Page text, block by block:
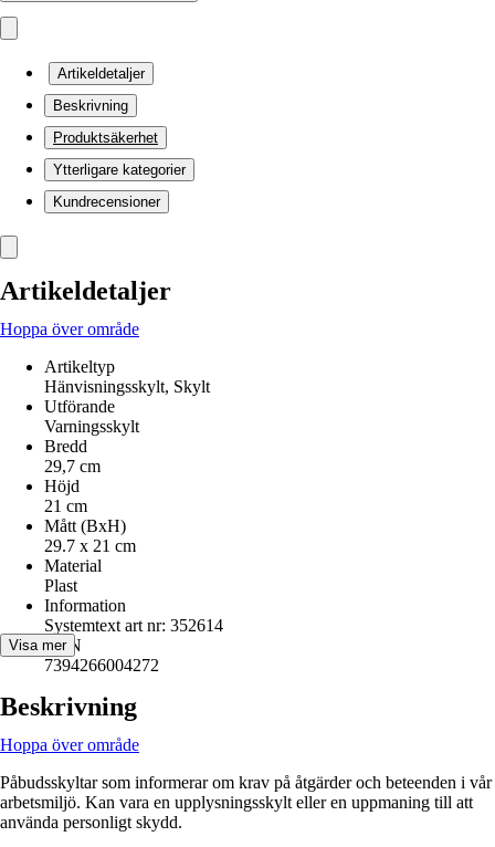
Artikeldetaljer
Beskrivning
Produktsäkerhet
Ytterligare kategorier
Kundrecensioner
Artikeldetaljer
Hoppa över område
Artikeltyp
Hänvisningsskylt, Skylt
Utförande
Varningsskylt
Bredd
29,7 cm
Höjd
21 cm
Mått (BxH)
29.7 x 21 cm
Material
Plast
Information
Systemtext art nr: 352614
EAN
7394266004272
Visa mer
Beskrivning
Hoppa över område
Påbudsskyltar som informerar om krav på åtgärder och beteenden i vår
arbetsmiljö. Kan vara en upplysningsskylt eller en uppmaning till att
använda personligt skydd.